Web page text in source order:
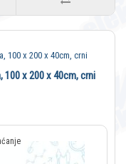
100 x 200 x 40cm, crni